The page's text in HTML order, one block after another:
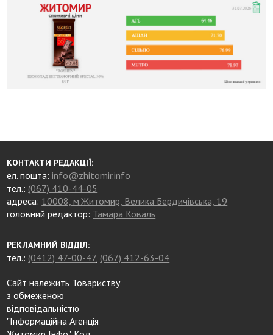
КОНТАКТИ РЕДАКЦІЇ:
ел. пошта:info@zhitomir.info
тел.: (067) 410-44-05
адреса: 10008, м.Житомир, Велика Бердичівська, 19
головний редактор: Тамара Коваль
РЕКЛАМНИЙ ВІДДІЛ:
тел.: (0412) 47-00-47, (067) 412-63-04
Сайт належить Товариству
з обмеженою
відповідальністю
"Інформаційна Агенція